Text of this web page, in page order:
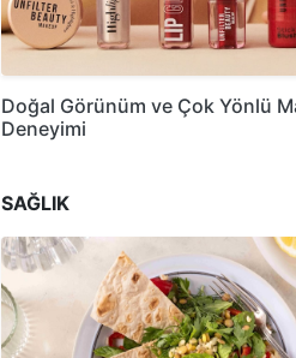
Doğal Görünüm ve Çok Yönlü
Deneyimi
SAĞLIK